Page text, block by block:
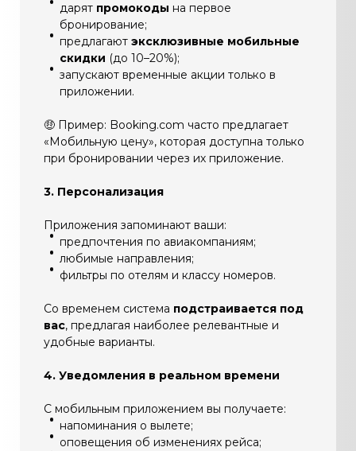
дарят промокоды на первое
бронирование;
предлагают эксклюзивные мобильные
скидки (до 10–20%);
запускают временные акции только в
приложении.
🤑 Пример: Booking.com часто предлагает
«Мобильную цену», которая доступна только
при бронировании через их приложение.
3. Персонализация
Приложения запоминают ваши:
предпочтения по авиакомпаниям;
любимые направления;
фильтры по отелям и классу номеров.
Со временем система подстраивается под
вас, предлагая наиболее релевантные и
удобные варианты.
4. Уведомления в реальном времени
С мобильным приложением вы получаете:
напоминания о вылете;
оповещения об изменениях рейса;